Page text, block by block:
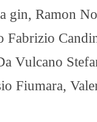
gin, Ramon
Fabrizio
Vulcano
Fiumara,